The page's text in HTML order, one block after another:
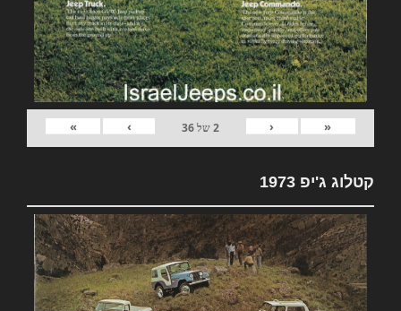
«
‹
2של36
›
»
קטלוג ג'יפ 1973